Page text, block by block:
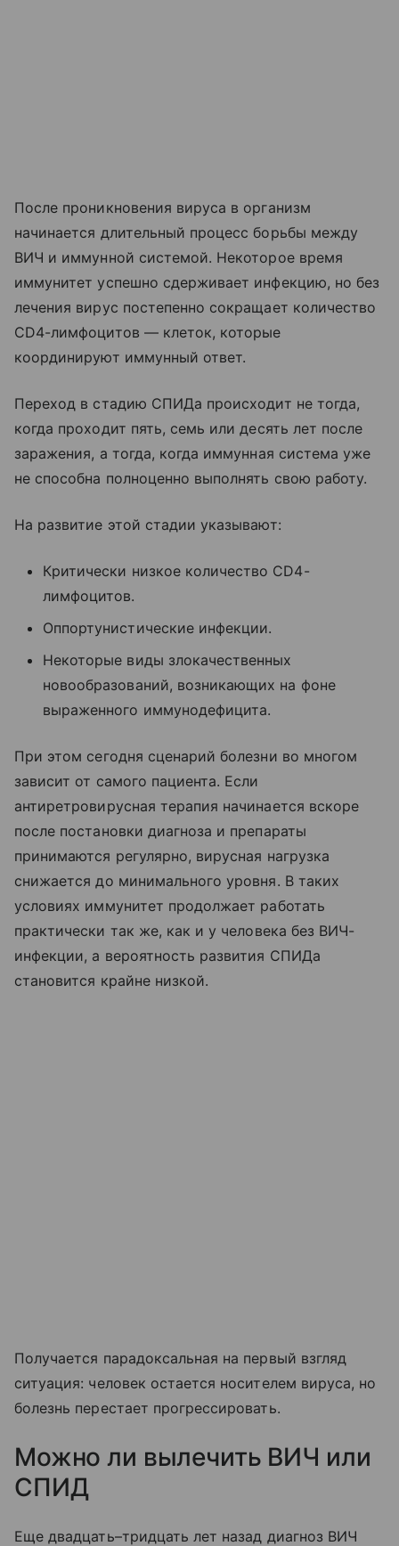
После проникновения вируса в организм
начинается длительный процесс борьбы между
ВИЧ и иммунной системой. Некоторое время
иммунитет успешно сдерживает инфекцию, но без
лечения вирус постепенно сокращает количество
CD4-лимфоцитов — клеток, которые
координируют иммунный ответ.
Переход в стадию СПИДа происходит не тогда,
когда проходит пять, семь или десять лет после
заражения, а тогда, когда иммунная система уже
не способна полноценно выполнять свою работу.
На развитие этой стадии указывают:
Критически низкое количество CD4-
лимфоцитов.
Оппортунистические инфекции.
Некоторые виды злокачественных
новообразований, возникающих на фоне
выраженного иммунодефицита.
При этом сегодня сценарий болезни во многом
зависит от самого пациента. Если
антиретровирусная терапия начинается вскоре
после постановки диагноза и препараты
принимаются регулярно, вирусная нагрузка
снижается до минимального уровня. В таких
условиях иммунитет продолжает работать
практически так же, как и у человека без ВИЧ-
инфекции, а вероятность развития СПИДа
становится крайне низкой.
Получается парадоксальная на первый взгляд
ситуация: человек остается носителем вируса, но
болезнь перестает прогрессировать.
Можно ли вылечить ВИЧ или
СПИД
Еще двадцать–тридцать лет назад диагноз ВИЧ